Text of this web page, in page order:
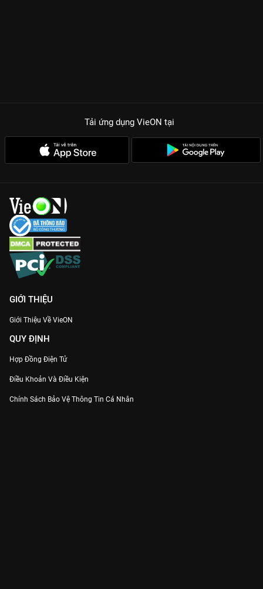
Tải ứng dụng VieON tại
GIỚI THIỆU
Giới Thiệu Về VieON
QUY ĐỊNH
Hợp Đồng Điện Tử
Điều Khoản Và Điều Kiện
Chính Sách Bảo Vệ Thông Tin Cá Nhân